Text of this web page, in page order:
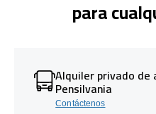
para
Alquiler privado
Pensilvania
Contáctenos